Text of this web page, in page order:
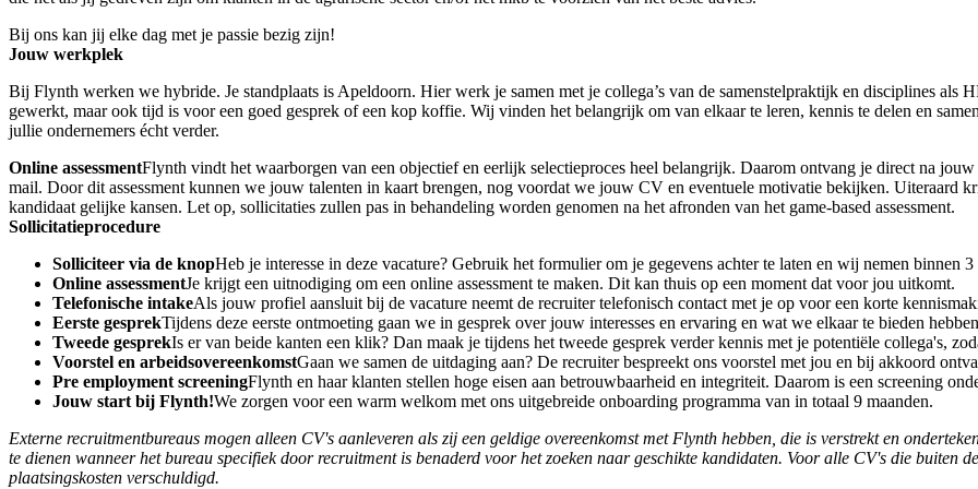
Bij ons kan jij elke dag met je passie bezig zijn!
Jouw werkplek
Bij Flynth werken we hybride. Je standplaats is Apeldoorn. Hier werk je samen met je collega’s van de samenstelpraktijk en disciplines als
gewerkt, maar ook tijd is voor een goed gesprek of een kop koffie. Wij vinden het belangrijk om van elkaar te leren, kennis te delen en
jullie ondernemers écht verder.
Online assessmentFlynth vindt het waarborgen van een objectief en eerlijk selectieproces heel belangrijk. Daarom ontvang je direct na
mail. Door dit assessment kunnen we jouw talenten in kaart brengen, nog voordat we jouw CV en eventuele motivatie bekijken. Uiteraard
kandidaat gelijke kansen. Let op, sollicitaties zullen pas in behandeling worden genomen na het afronden van het game-based assessment.
Sollicitatieprocedure
Solliciteer via de knopHeb je interesse in deze vacature? Gebruik het formulier om je gegevens achter te laten en wij nemen binnen
Online assessmentJe krijgt een uitnodiging om een online assessment te maken. Dit kan thuis op een moment dat voor jou uitkomt.
Telefonische intakeAls jouw profiel aansluit bij de vacature neemt de recruiter telefonisch contact met je op voor een korte
Eerste gesprekTijdens deze eerste ontmoeting gaan we in gesprek over jouw interesses en ervaring en wat we elkaar te bieden
Tweede gesprekIs er van beide kanten een klik? Dan maak je tijdens het tweede gesprek verder kennis met je potentiële collega's,
Voorstel en arbeidsovereenkomstGaan we samen de uitdaging aan? De recruiter bespreekt ons voorstel met jou en bij akkoord
Pre employment screeningFlynth en haar klanten stellen hoge eisen aan betrouwbaarheid en integriteit. Daarom is een screening
Jouw start bij Flynth!We zorgen voor een warm welkom met ons uitgebreide onboarding programma van in totaal 9 maanden.
Externe recruitmentbureaus mogen alleen CV's aanleveren als zij een geldige overeenkomst met Flynth hebben, die is verstrekt en
te dienen wanneer het bureau specifiek door recruitment is benaderd voor het zoeken naar geschikte kandidaten. Voor alle CV's die buiten
plaatsingskosten verschuldigd.